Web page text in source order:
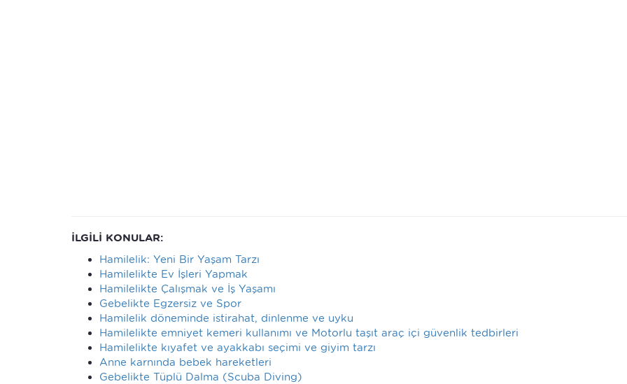
İLGİLİ KONULAR:
Hamilelik: Yeni Bir Yaşam Tarzı
Hamilelikte Ev İşleri Yapmak
Hamilelikte Çalışmak ve İş Yaşamı
Gebelikte Egzersiz ve Spor
Hamilelik döneminde istirahat, dinlenme ve uyku
Hamilelikte emniyet kemeri kullanımı ve Motorlu taşıt araç içi güvenlik tedbirleri
Hamilelikte kıyafet ve ayakkabı seçimi ve giyim tarzı
Anne karnında bebek hareketleri
Gebelikte Tüplü Dalma (Scuba Diving)